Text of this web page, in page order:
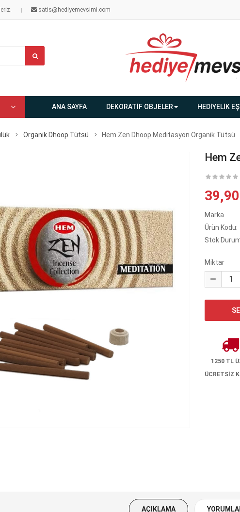
satis@hediyemevsimi.com
ANA SAYFA DEKORATİF OBJELER HEDİYELİK
Organik Dhoop Tütsü Hem Zen Dhoop Meditasyon Organik Tütsü
Hem
Marka
Ürün Kodu:
Stok
Miktar
1250 TL
ÜCRETSİZ
AÇIKLAMA